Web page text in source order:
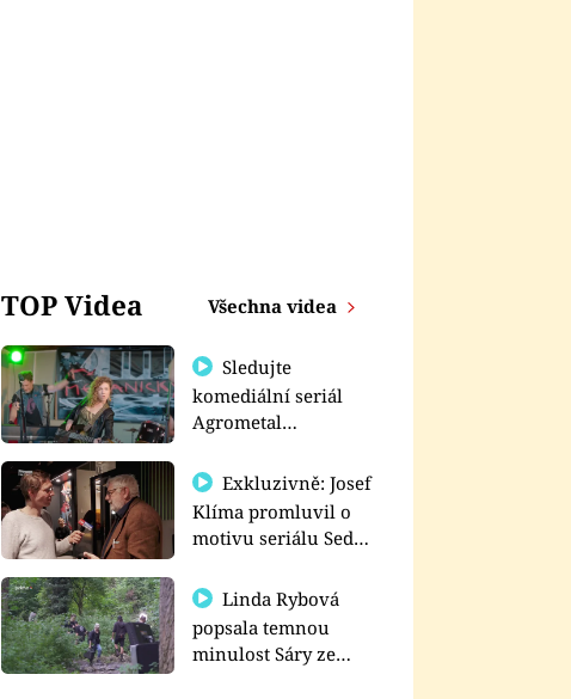
TOP Videa Všechna videa
Sledujte
komediální seriál
Agrometal
prima+
Exkluzivně: Josef
Klíma promluvil o
motivu seriálu Sedm
Linda Rybová
popsala temnou
minulost Sáry ze